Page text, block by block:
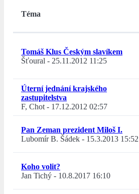
Téma
Tomáš Klus Českým slavíkem
Šťoural - 25.11.2012 11:25
Úterní jednání krajského
zastupitelstva
F, Chot- 17.12.2012 02:57
Pan Zeman prezident Miloš I.
Lubomír B. Šádek - 15.3.2013 15:52
Koho volit?
Jan Tichý - 10.8.2017 16:10